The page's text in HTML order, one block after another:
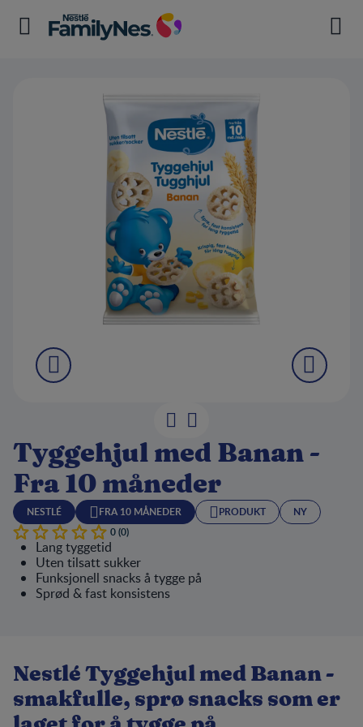
Tyggehjul med Banan -
Fra 10 måneder
NESTLÉ FRA 10 MÅNEDER PRODUKT
NY
0 (0)
Lang tyggetid
Uten tilsatt sukker
Funksjonell snacks å tygge på
Sprød & fast konsistens
Nestlé Tyggehjul med Banan -
smakfulle, sprø snacks som er